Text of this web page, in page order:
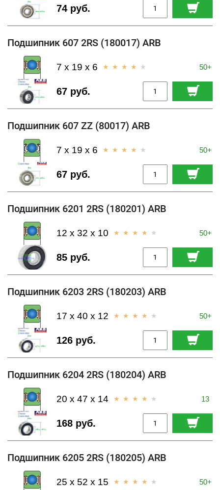
74 руб.
Подшипник 607 2RS (180017) ARB
50+
67 руб.
7 x 19 x 6
Подшипник 607 ZZ (80017) ARB
50+
67 руб.
7 x 19 x 6
Подшипник 6201 2RS (180201) ARB
50+
85 руб.
12 x 32 x 10
Подшипник 6203 2RS (180203) ARB
50+
126 руб.
17 x 40 x 12
Подшипник 6204 2RS (180204) ARB
13
168 руб.
20 x 47 x 14
Подшипник 6205 2RS (180205) ARB
50+
25 x 52 x 15